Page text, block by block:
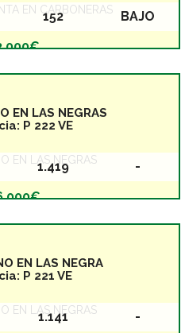
EN CARBONERAS
152
Superficie
BAJO
EN LAS NEGRAS
P 222 VE
EN LAS NEGRAS
1.419
Superficie
-
EN LAS NEGRA
P 221 VE
EN LAS NEGRAS
1.141 -